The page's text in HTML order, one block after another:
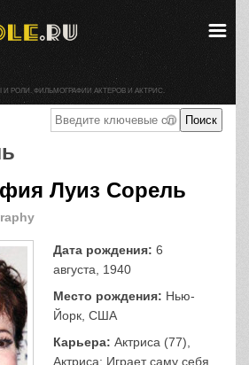
Луиз Сорель
Дата рождения: 6
августа, 1940
Место рождения: Нью-
Йорк, США
Карьера: Актриса (77),
Актриса: Играет саму себя
И РОЛИ. ФИЛЬМОГРАФИИ АКТЕРОВ И АКТРИС.